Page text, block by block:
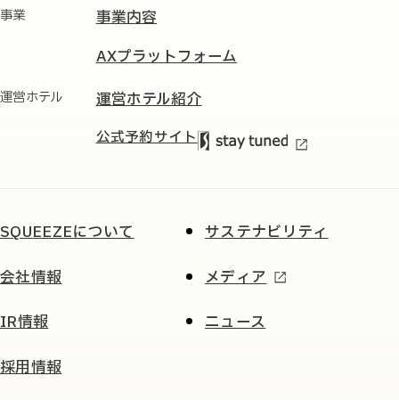
事業
事業内容
AXプラットフォーム
運営ホテル 運営ホテル紹介
公式予約サイト
SQUEEZEについて
会社情報
IR情報
採用情報
サステナビリティ
メディア
ニュース